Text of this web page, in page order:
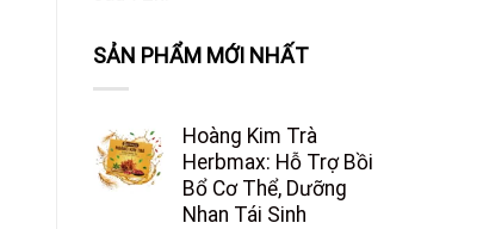
SẢN PHẨM MỚI NHẤT
Hoàng Kim Trà
Herbmax: Hỗ Trợ Bồi
Bổ Cơ Thể, Dưỡng
Nhan Tái Sinh